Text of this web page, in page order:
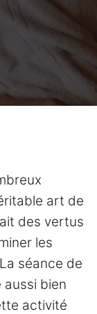
art de
des vertus
les
séance de
bien
activité